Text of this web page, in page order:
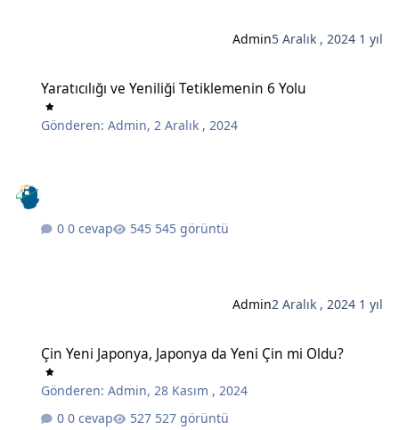
Admin5 Aralık , 2024 1 yıl
Yaratıcılığı ve Yeniliği Tetiklemenin 6 Yolu
Gönderen:Admin,2 Aralık , 2024
0 cevap 545 görüntü
Admin2 Aralık , 2024 1 yıl
Çin Yeni Japonya, Japonya da Yeni Çin mi Oldu?
Gönderen:Admin,28 Kasım , 2024
0 cevap
527 görüntü